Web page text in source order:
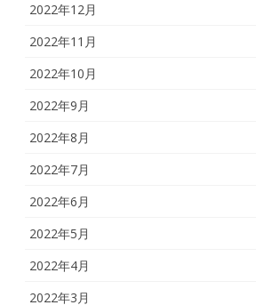
2022年12月
2022年11月
2022年10月
2022年9月
2022年8月
2022年7月
2022年6月
2022年5月
2022年4月
2022年3月